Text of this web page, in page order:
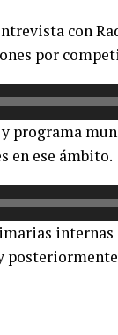
con
por
y programa
en ese ámbito.